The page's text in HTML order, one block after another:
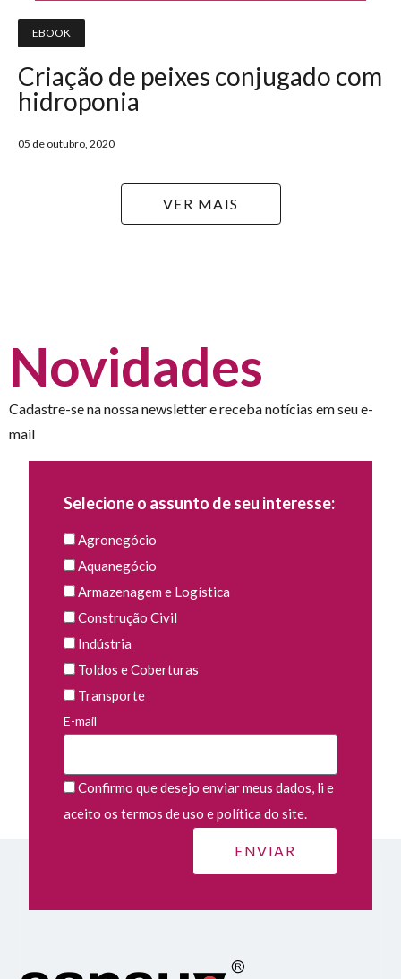
EBOOK
Criação de peixes conjugado com
hidroponia
05 de outubro, 2020
VER MAIS
Novidades
Cadastre-se na nossa newsletter e receba notícias em seu e-
mail
Selecione o assunto de seu interesse:
Agronegócio
Aquanegócio
Armazenagem e Logística
Construção Civil
Indústria
Toldos e Coberturas
Transporte
E-mail
Confirmo que desejo enviar meus dados, li e
aceito os termos de uso e política do site.